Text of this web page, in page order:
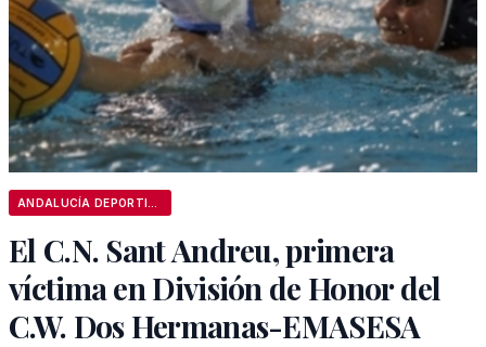
El C.N. Sant Andreu, primera
víctima en División de Honor del
C.W. Dos Hermanas-EMASESA